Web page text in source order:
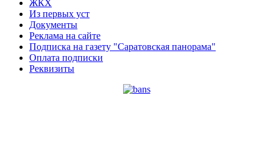
ЖКХ
Из пеpвых уст
Документы
Реклама на сайте
Подписка на газету "Саратовская панорама"
Оплата подписки
Реквизиты